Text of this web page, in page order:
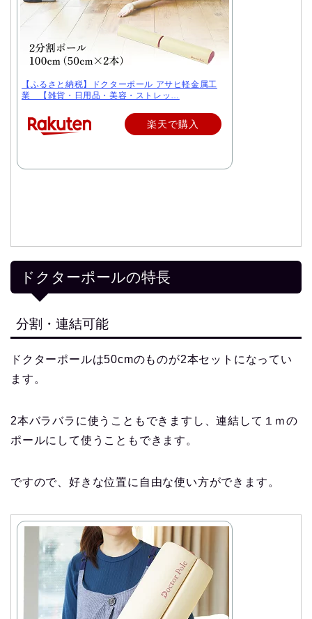
【ふるさと納税】ドクターポール アサヒ軽金属工
業 【雑貨・日用品・美容・ストレッ…
楽天で購入
ドクターポールの特長
分割・連結可能
ドクターポールは50cmのものが2本セットになってい
ます。
2本バラバラに使うこともできますし、連結して１ｍの
ポールにして使うこともできます。
ですので、好きな位置に自由な使い方ができます。